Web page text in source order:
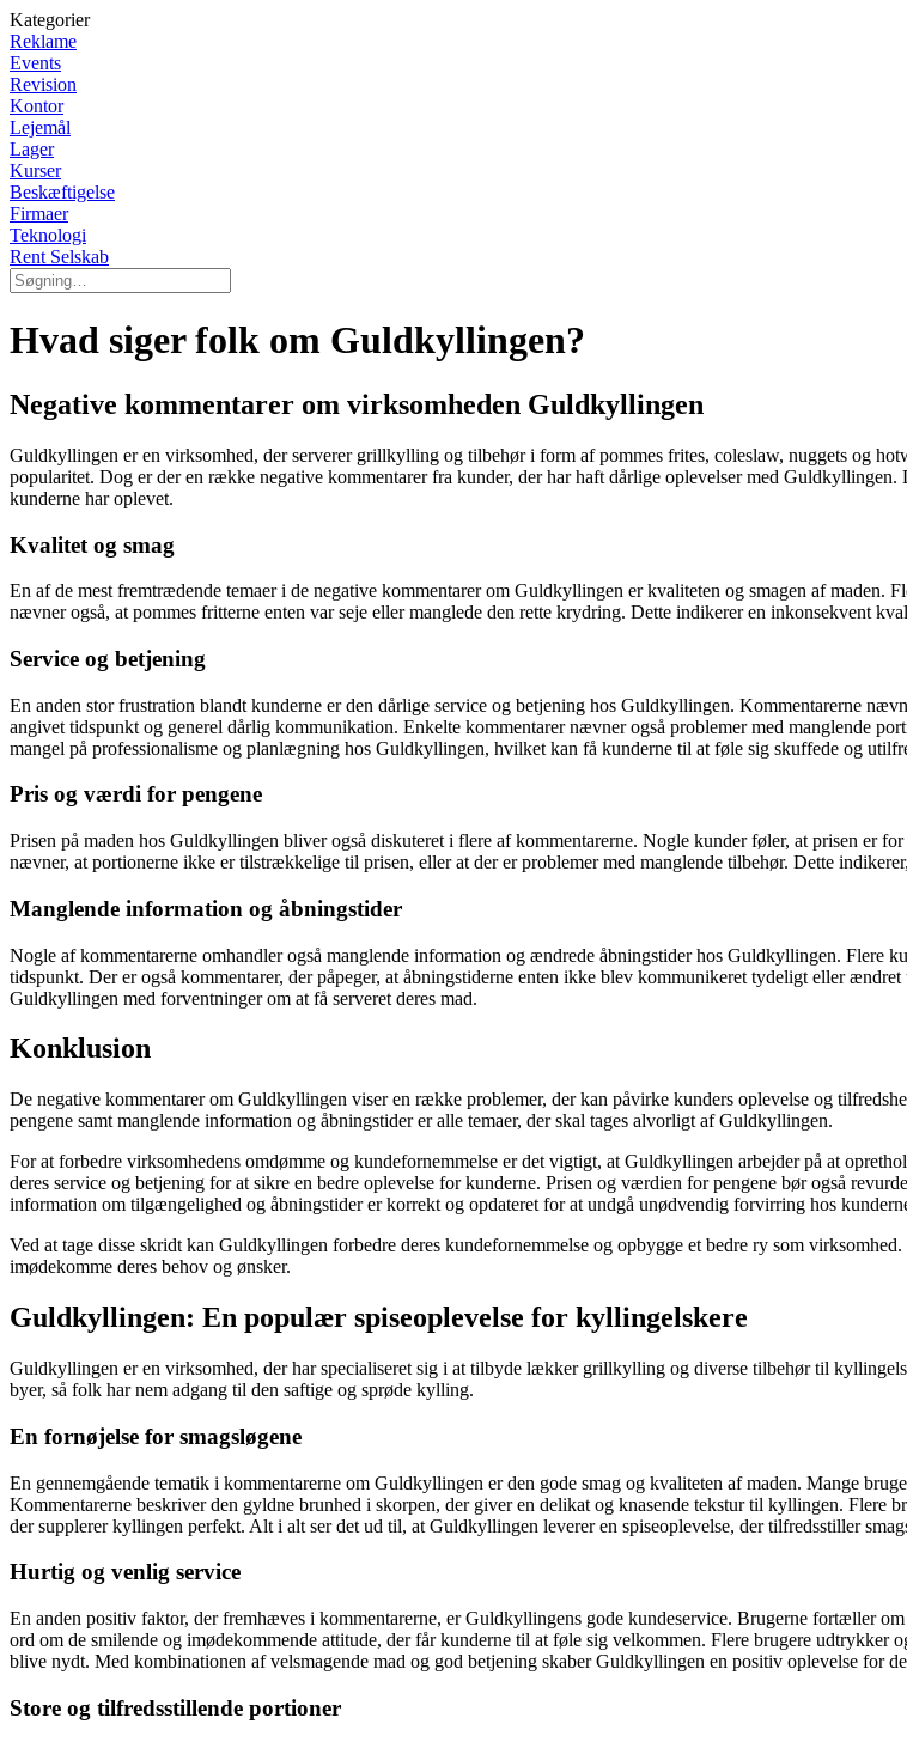
Kategorier
Reklame
Events
Revision
Kontor
Lejemål
Lager
Kurser
Beskæftigelse
Firmaer
Teknologi
Rent Selskab
Hvad siger folk om Guldkyllingen?
Negative kommentarer om virksomheden Guldkyllingen
Guldkyllingen er en virksomhed, der serverer grillkylling og tilbehør i form af pommes frites, coleslaw, nuggets og
popularitet. Dog er der en række negative kommentarer fra kunder, der har haft dårlige oplevelser med
kunderne har oplevet.
Kvalitet og smag
En af de mest fremtrædende temaer i de negative kommentarer om Guldkyllingen er kvaliteten og smagen af
nævner også, at pommes fritterne enten var seje eller manglede den rette krydring. Dette indikerer en inkonsekvent
Service og betjening
En anden stor frustration blandt kunderne er den dårlige service og betjening hos Guldkyllingen. Kommentarerne
angivet tidspunkt og generel dårlig kommunikation. Enkelte kommentarer nævner også problemer med manglende
mangel på professionalisme og planlægning hos Guldkyllingen, hvilket kan få kunderne til at føle sig skuffede og
Pris og værdi for pengene
Prisen på maden hos Guldkyllingen bliver også diskuteret i flere af kommentarerne. Nogle kunder føler, at prisen er
nævner, at portionerne ikke er tilstrækkelige til prisen, eller at der er problemer med manglende tilbehør. Dette
Manglende information og åbningstider
Nogle af kommentarerne omhandler også manglende information og ændrede åbningstider hos Guldkyllingen. Flere
tidspunkt. Der er også kommentarer, der påpeger, at åbningstiderne enten ikke blev kommunikeret tydeligt eller
Guldkyllingen med forventninger om at få serveret deres mad.
Konklusion
De negative kommentarer om Guldkyllingen viser en række problemer, der kan påvirke kunders oplevelse og
pengene samt manglende information og åbningstider er alle temaer, der skal tages alvorligt af Guldkyllingen.
For at forbedre virksomhedens omdømme og kundefornemmelse er det vigtigt, at Guldkyllingen arbejder på at
deres service og betjening for at sikre en bedre oplevelse for kunderne. Prisen og værdien for pengene bør også
information om tilgængelighed og åbningstider er korrekt og opdateret for at undgå unødvendig forvirring hos
Ved at tage disse skridt kan Guldkyllingen forbedre deres kundefornemmelse og opbygge et bedre ry som
imødekomme deres behov og ønsker.
Guldkyllingen: En populær spiseoplevelse for kyllingelskere
Guldkyllingen er en virksomhed, der har specialiseret sig i at tilbyde lækker grillkylling og diverse tilbehør til
byer, så folk har nem adgang til den saftige og sprøde kylling.
En fornøjelse for smagsløgene
En gennemgående tematik i kommentarerne om Guldkyllingen er den gode smag og kvaliteten af maden. Mange
Kommentarerne beskriver den gyldne brunhed i skorpen, der giver en delikat og knasende tekstur til kyllingen. Flere
der supplerer kyllingen perfekt. Alt i alt ser det ud til, at Guldkyllingen leverer en spiseoplevelse, der tilfredsstiller
Hurtig og venlig service
En anden positiv faktor, der fremhæves i kommentarerne, er Guldkyllingens gode kundeservice. Brugerne fortæller
ord om de smilende og imødekommende attitude, der får kunderne til at føle sig velkommen. Flere brugere
blive nydt. Med kombinationen af velsmagende mad og god betjening skaber Guldkyllingen en positiv oplevelse for
Store og tilfredsstillende portioner